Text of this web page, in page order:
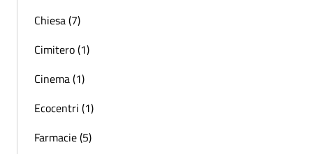
Chiesa (7)
Cimitero (1)
Cinema (1)
Ecocentri (1)
Farmacie (5)